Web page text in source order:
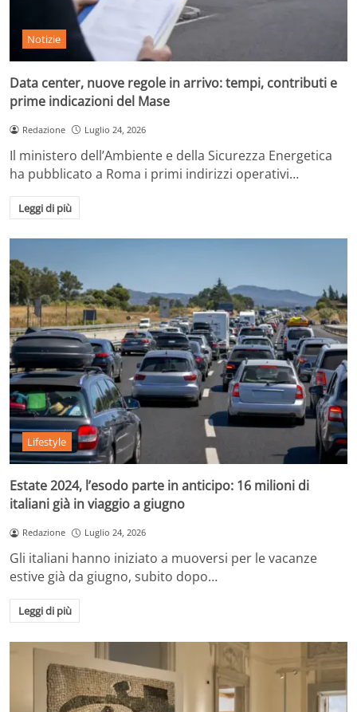
Notizie
Data center, nuove regole in arrivo: tempi, contributi e
prime indicazioni del Mase
Redazione Luglio 24, 2026
Il ministero dell’Ambiente e della Sicurezza Energetica
ha pubblicato a Roma i primi indirizzi operativi…
Leggi di più
Lifestyle
Estate 2024, l’esodo parte in anticipo: 16 milioni di
italiani già in viaggio a giugno
Redazione Luglio 24, 2026
Gli italiani hanno iniziato a muoversi per le vacanze
estive già da giugno, subito dopo…
Leggi di più